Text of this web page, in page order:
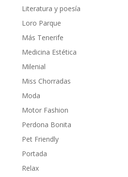
Literatura y poesía
Loro Parque
Más Tenerife
Medicina Estética
Milenial
Miss Chorradas
Moda
Motor Fashion
Perdona Bonita
Pet Friendly
Portada
Relax